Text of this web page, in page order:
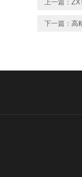
上一篇：
下一篇： 高